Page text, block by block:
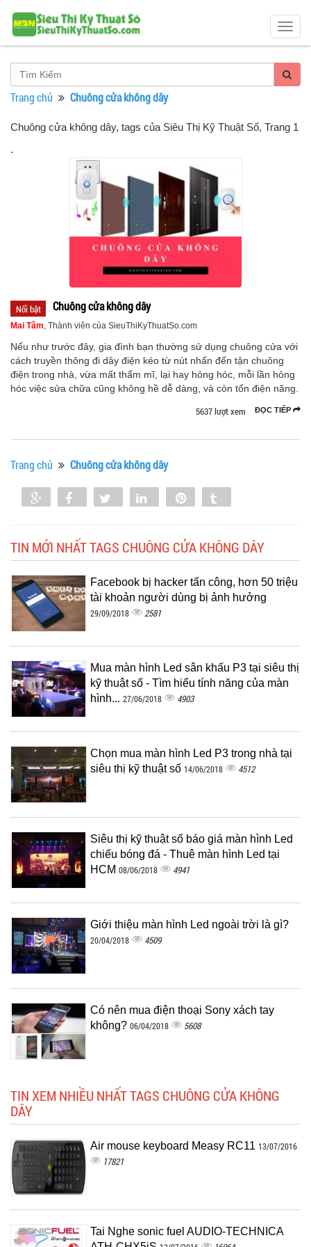
Trang chủ Chuông cửa không dây
Chuông cửa không dây, tags của Siêu Thị Kỹ Thuật Số, Trang 1
.
Nổi bật Chuông cửa không dây
Mai Tâm, Thành viên của SieuThiKyThuatSo.com
Nếu như trước đây, gia đình bạn thường sử dụng chuông cửa với
cách truyền thông đi dây điện kéo từ nút nhấn đến tận chuông
điện trong nhà, vừa mất thẩm mĩ, lại hay hỏng hóc, mỗi lần hỏng
hóc việc sửa chữa cũng không hề dễ dàng, và còn tốn điện năng.
ĐỌC TIẾP
5637 lượt xem
Trang chủ Chuông cửa không dây
Share Share Tweet Share
TIN MỚI NHẤT TAGS CHUÔNG CỬA KHÔNG DÂY
Facebook bị hacker tấn công, hơn 50 triệu
tài khoản người dùng bị ảnh hưởng
29/09/2018 2581
Mua màn hình Led sân khấu P3 tại siêu thị
kỹ thuật số - Tìm hiểu tính năng của màn
hình... 27/06/2018 4903
Chọn mua màn hình Led P3 trong nhà tại
siêu thị kỹ thuật số 14/06/2018 4512
Siêu thị kỹ thuật số báo giá màn hình Led
chiếu bóng đá - Thuê màn hình Led tại
HCM 08/06/2018 4941
Giới thiệu màn hình Led ngoài trời là gì?
20/04/2018 4509
Có nên mua điện thoại Sony xách tay
không? 06/04/2018 5608
TIN XEM NHIỀU NHẤT TAGS CHUÔNG CỬA KHÔNG
DÂY
Air mouse keyboard Measy RC11 13/07/2016
17821
Tai Nghe sonic fuel AUDIO-TECHNICA